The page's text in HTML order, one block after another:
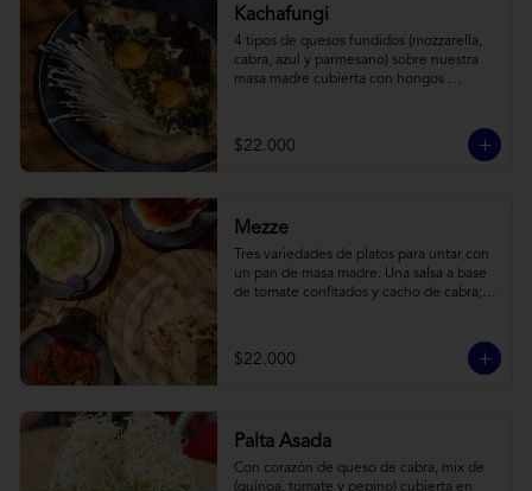
Kachafungi
4 tipos de quesos fundidos (mozzarella,
cabra, azul y parmesano) sobre nuestra
masa madre cubierta con hongos
frescas y pequeños toques de
chimichurri.
$22.000
Mezze
Tres variedades de platos para untar con
un pan de masa madre. Una salsa a base
de tomate confitados y cacho de cabra;
cebollas horneadas largamente, con
toques de aceite asiático sobre cama de
$22.000
Palta Asada
Con corazón de queso de cabra, mix de
(quínoa, tomate y pepino) cubierta en